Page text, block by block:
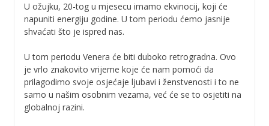
U ožujku, 20-tog u mjesecu imamo ekvinocij, koji će
napuniti energiju godine. U tom periodu ćemo jasnije
shvaćati što je ispred nas.
U tom periodu Venera će biti duboko retrogradna. Ovo
je vrlo znakovito vrijeme koje će nam pomoći da
prilagodimo svoje osjećaje ljubavi i ženstvenosti i to ne
samo u našim osobnim vezama, već će se to osjetiti na
globalnoj razini.